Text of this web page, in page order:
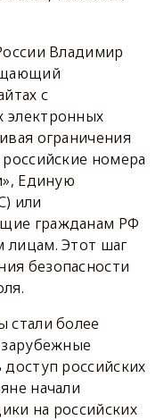
Владимир
с
электронных
ограничения
номера
Единую
или
гражданам РФ
лицам. Этот шаг
безопасности
стали более
российских
начали
на российских